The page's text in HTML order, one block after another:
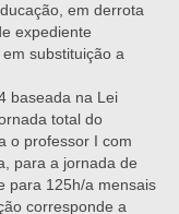
em derrota
expediente
substituição a
baseada na Lei
total do
o professor I com
para a jornada de
para 125h/a mensais
corresponde a